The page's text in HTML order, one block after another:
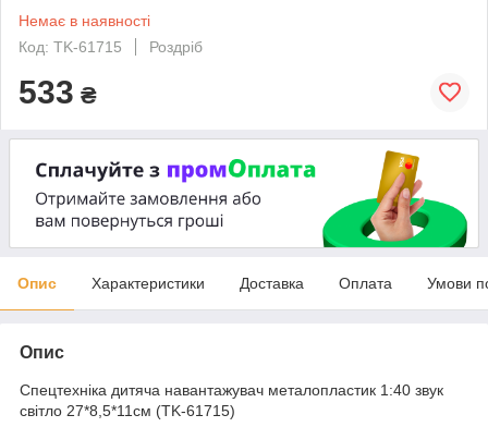
Немає в наявності
Код: TK-61715
Роздріб
533 ₴
Опис Характеристики Доставка Оплата Умови
Опис
Спецтехніка дитяча навантажувач металопластик 1:40 звук
світло 27*8,5*11см (TK-61715)